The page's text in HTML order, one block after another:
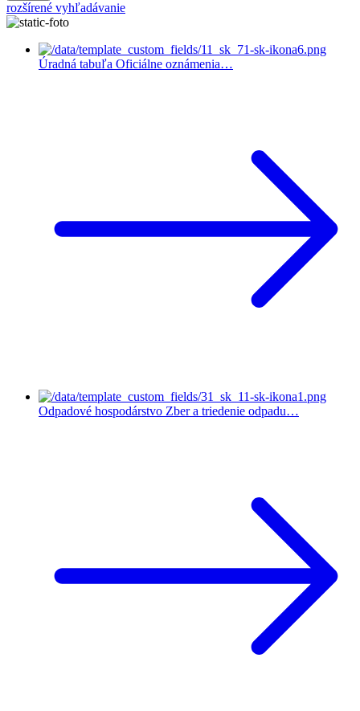
rozšírené vyhľadávanie
Úradná tabuľa Oficiálne oznámenia…
Odpadové hospodárstvo Zber a triedenie odpadu…